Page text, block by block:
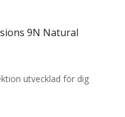
9N Natural
utvecklad för dig